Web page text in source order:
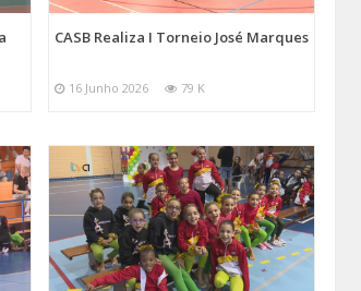
CASB Realiza I Torneio José Marques
16 Junho 2026 79 K